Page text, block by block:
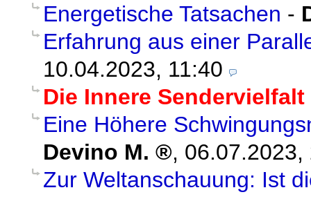
Energetische Tatsachen -
Erfahrung aus einer
10.04.2023, 11:40
Die Innere Sendervielfalt
Eine Höhere
Devino M.
, 06.07.2023,
Zur Weltanschauung: Ist